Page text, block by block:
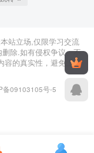
站立场,仅限学习交流
除.如有侵权争议、不
容的真实性，避免上当
备09103105号-5